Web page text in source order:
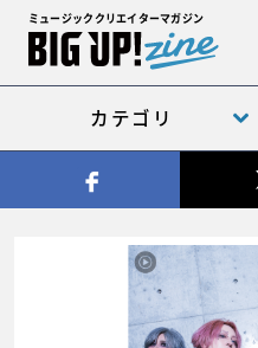
ミュージッククリエイターマガジン
カテゴリ